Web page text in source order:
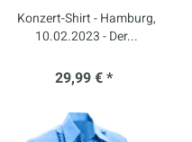
Konzert-Shirt - Hamburg,
10.02.2023 - Der...
29,99 € *